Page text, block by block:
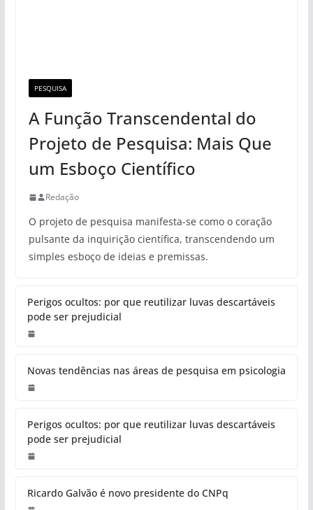
PESQUISA
A Função Transcendental do
Projeto de Pesquisa: Mais Que
um Esboço Científico
Redação
O projeto de pesquisa manifesta-se como o coração
pulsante da inquirição científica, transcendendo um
simples esboço de ideias e premissas.
Perigos ocultos: por que reutilizar luvas descartáveis
pode ser prejudicial
Novas tendências nas áreas de pesquisa em psicologia
Perigos ocultos: por que reutilizar luvas descartáveis
pode ser prejudicial
Ricardo Galvão é novo presidente do CNPq